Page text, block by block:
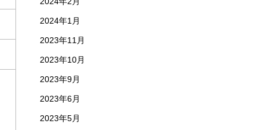
2024年1月
2023年11月
2023年10月
2023年9月
2023年6月
2023年5月